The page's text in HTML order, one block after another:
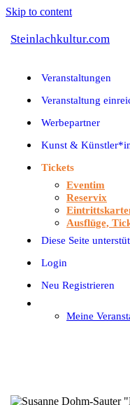
Skip to content
Steinlachkultur.com
Veranstaltungen
Veranstaltung
Werbepartner
Kunst &
Tickets
Eventim
Reservix
Ausflüge,
Diese Seite
Login
Neu Registrieren
Meine